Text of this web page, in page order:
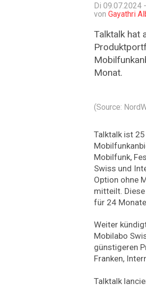
Di 09.07.2024
von Gayathri
Talktalk hat
Monat.
(Source:
Talktalk ist
Mobilfunk,
Swiss und
Option ohne
mitteilt.
für 24
Weiter
Mobilabo
günstigeren
Franken,
Talktalk